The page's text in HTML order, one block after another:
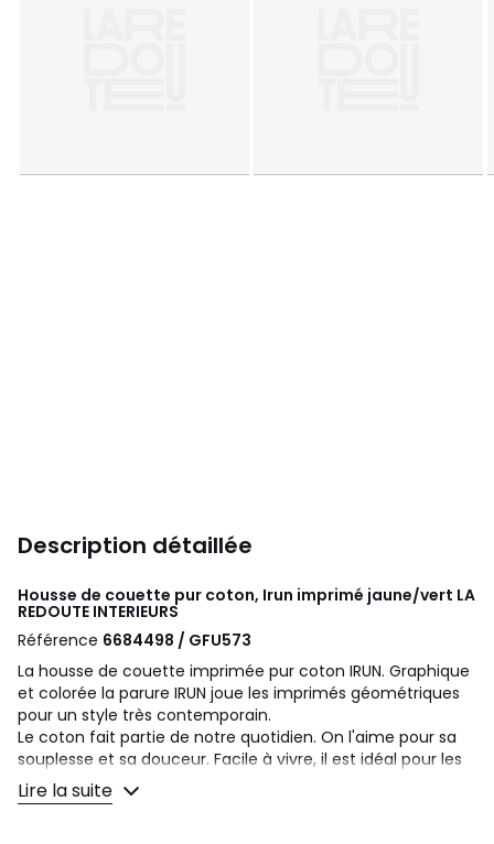
Description détaillée
Housse de couette pur coton, Irun imprimé jaune/vert LA
REDOUTE INTERIEURS
Référence 6684498 / GFU573
La housse de couette imprimée pur coton IRUN. Graphique
et colorée la parure IRUN joue les imprimés géométriques
pour un style très contemporain.
Le coton fait partie de notre quotidien. On l'aime pour sa
souplesse et sa douceur. Facile à vivre, il est idéal pour les
lits des petits comme des grands !
Lire la suite